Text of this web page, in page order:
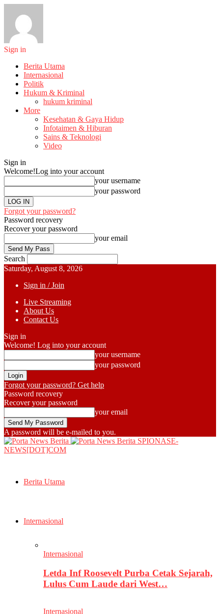
Sign in
Berita Utama
Internasional
Politik
Hukum & Kriminal
hukum kriminal
More
Kesehatan & Gaya Hidup
Infotaimen & Hiburan
Sains & Teknologi
Video
Sign in
Welcome!Log into your account
your username
your password
Forgot your password?
Password recovery
Recover your password
your email
Search
Saturday, August 8, 2026
Sign in / Join
Live Streaming
About Us
Contact Us
Sign in
Welcome! Log into your account
your username
your password
Forgot your password? Get help
Password recovery
Recover your password
your email
A password will be e-mailed to you.
SPIONASE-
NEWS[DOT]COM
Berita Utama
Internasional
Internasional
Letda Inf Roosevelt Purba Cetak Sejarah,
Lulus Cum Laude dari West…
Internasional